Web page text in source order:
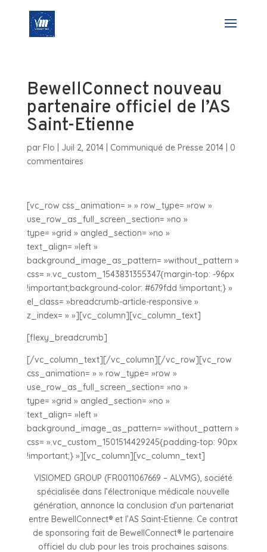
BewellConnect nouveau
partenaire officiel de l’AS
Saint-Etienne
par Flo Juil 2, 2014| Communiqué de Presse 2014| 0
commentaires
[vc_row css_animation= » » row_type= »row »
use_row_as_full_screen_section= »no »
type= »grid » angled_section= »no »
text_align= »left »
background_image_as_pattern= »without_pattern »
css= ».vc_custom_1543831355347{margin-top: -96px
!important;background-color: #679fdd !important;} »
el_class= »breadcrumb-article-responsive »
z_index= » »][vc_column][vc_column_text]
[flexy_breadcrumb]
[/vc_column_text][/vc_column][/vc_row][vc_row
css_animation= » » row_type= »row »
use_row_as_full_screen_section= »no »
type= »grid » angled_section= »no »
text_align= »left »
background_image_as_pattern= »without_pattern »
css= ».vc_custom_1501514429245{padding-top: 90px
!important;} »][vc_column][vc_column_text]
VISIOMED GROUP (FR0011067669 – ALVMG), société
spécialisée dans l’électronique médicale nouvelle
génération, annonce la conclusion d’un partenariat
entre BewellConnect® et l’AS Saint-Etienne. Ce contrat
de sponsoring fait de BewellConnect® le partenaire
officiel du club pour les trois prochaines saisons.